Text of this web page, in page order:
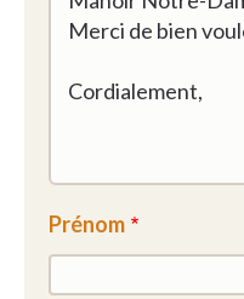
Prénom